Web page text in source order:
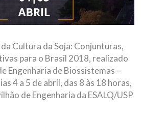
Cultura da Soja: Conjunturas,
para o Brasil 2018, realizado
Engenharia de Biossistemas –
4 a 5 de abril, das 8 às 18 horas,
de Engenharia da ESALQ/USP